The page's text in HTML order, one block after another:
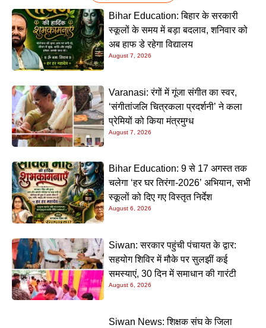
Bihar Education: बिहार के सरकारी
स्कूलों के समय में बड़ा बदलाव, शनिवार को
अब हाफ डे रहेगा विद्यालय
August 7, 2026
Varanasi: रंगों में गूंजा संगीत का स्वर,
‘संगीतांजलि चित्रकला प्रदर्शनी’ ने कला
प्रेमियों को किया मंत्रमुग्ध
August 7, 2026
Bihar Education: 9 से 17 अगस्त तक
चलेगा ‘हर घर तिरंगा-2026’ अभियान, सभी
स्कूलों को दिए गए विस्तृत निर्देश
August 6, 2026
Siwan: सरकार पहुंची पंचायत के द्वार:
सहयोग शिविर में मौके पर सुलझीं कई
समस्याएं, 30 दिन में समाधान की गारंटी
August 6, 2026
Siwan News: शिक्षक संघ के जिला